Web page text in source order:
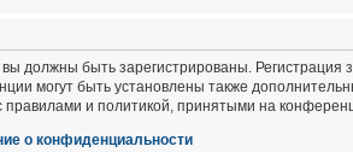
должны быть зарегистрированы. Регистрация
могут быть установлены также
правилами и политикой, принятыми на
о конфиденциальности